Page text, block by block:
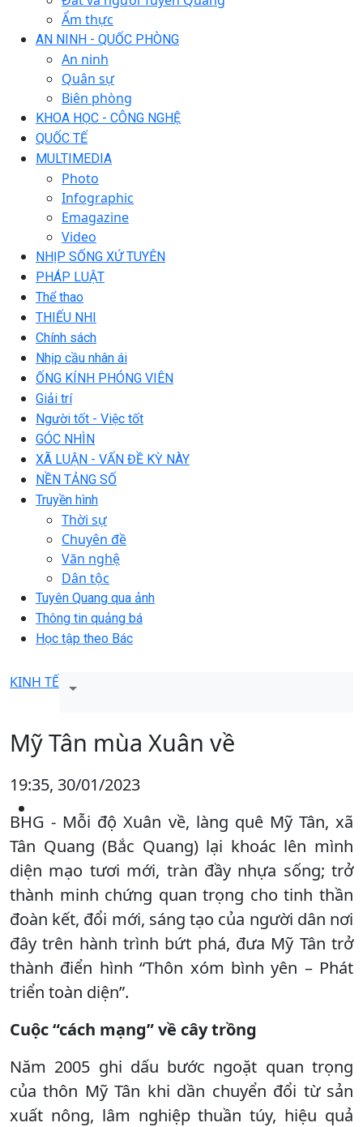
Ẩm thực
AN NINH - QUỐC PHÒNG
An ninh
Quân sự
Biên phòng
KHOA HỌC - CÔNG NGHỆ
QUỐC TẾ
MULTIMEDIA
Photo
Infographic
Emagazine
Video
NHỊP SỐNG XỨ TUYÊN
PHÁP LUẬT
Thể thao
THIẾU NHI
Chính sách
Nhịp cầu nhân ái
ỐNG KÍNH PHÓNG VIÊN
Giải trí
Người tốt - Việc tốt
GÓC NHÌN
XÃ LUẬN - VẤN ĐỀ KỲ NÀY
NỀN TẢNG SỐ
Truyền hình
Thời sự
Chuyên đề
Văn nghệ
Dân tộc
Tuyên Quang qua ảnh
Thông tin quảng bá
Học tập theo Bác
KINH TẾ
Mỹ Tân mùa Xuân về
19:35, 30/01/2023
BHG - Mỗi độ Xuân về, làng quê Mỹ Tân, xã
Tân Quang (Bắc Quang) lại khoác lên mình
diện mạo tươi mới, tràn đầy nhựa sống; trở
thành minh chứng quan trọng cho tinh thần
đoàn kết, đổi mới, sáng tạo của người dân nơi
đây trên hành trình bứt phá, đưa Mỹ Tân trở
thành điển hình “Thôn xóm bình yên – Phát
triển toàn diện”.
Cuộc “cách mạng” về cây trồng
Năm 2005 ghi dấu bước ngoặt quan trọng
của thôn Mỹ Tân khi dần chuyển đổi từ sản
xuất nông, lâm nghiệp thuần túy, hiệu quả